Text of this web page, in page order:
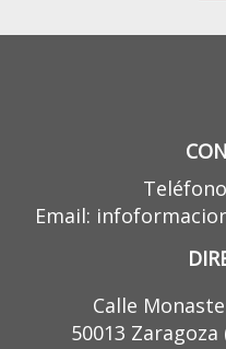
Email:
Calle
50013